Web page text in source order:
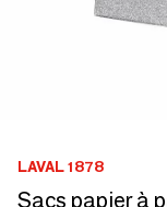
LAVAL 1878
Sacs papier à